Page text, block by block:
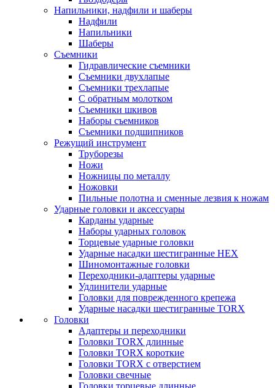
Напильники, надфили и шаберы
Надфили
Напильники
Шаберы
Съемники
Гидравлические съемники
Съемники двухлапые
Съемники трехлапые
С обратным молотком
Съемники шкивов
Наборы съемников
Съемники подшипников
Режущий инструмент
Труборезы
Ножи
Ножницы по металлу
Ножовки
Пильные полотна и сменные лезвия к ножам
Ударные головки и аксессуары
Карданы ударные
Наборы ударных головок
Торцевые ударные головки
Ударные насадки шестигранные HEX
Шиномонтажные головки
Переходники-адаптеры ударные
Удлинители ударные
Головки для поврежденного крепежа
Ударные насадки шестигранные TORX
Головки
Адаптеры и переходники
Головки TORX длинные
Головки TORX короткие
Головки TORX с отверстием
Головки свечные
Головки торцевые длинные